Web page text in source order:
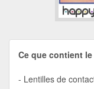
Ce que contient
Lentilles de